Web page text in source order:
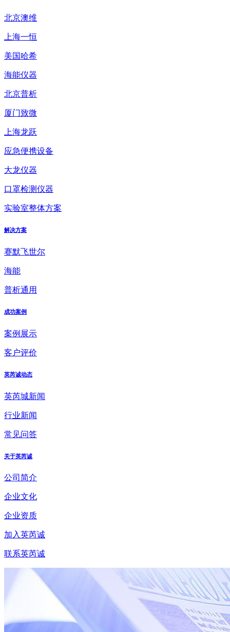
北京澳维
上海一恒
美国哈希
海能仪器
北京普析
厦门致微
上海龙跃
应急便携设备
大龙仪器
口罩检测仪器
实验室整体方案
解决方案
赛默飞世尔
海能
普析通用
成功案例
案例展示
客户评价
英芮诚动态
英芮城新闻
行业新闻
常见问答
关于英芮诚
公司简介
企业文化
企业资质
加入英芮诚
联系英芮诚